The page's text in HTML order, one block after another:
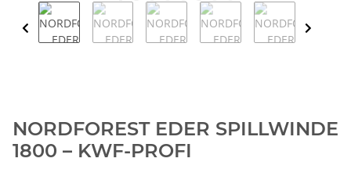
NORDFOREST EDER SPILLWINDE
1800 – KWF-PROFI